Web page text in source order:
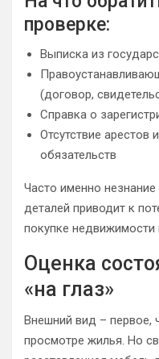
проверке:
Выписка из
(договор,
Справка о
Отсутствие арестов
обязательств
Часто именно незнание
деталей приводит к
покупке
Оценка
«на глаз»
Внешний вид – первое,
просмотре жилья. Но